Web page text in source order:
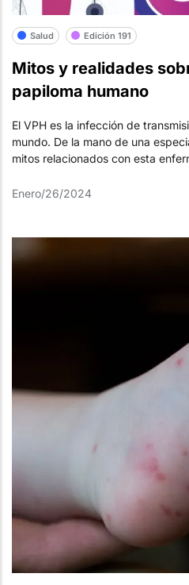
Salud Edición 191
Mitos y realidades
papiloma humano
El VPH es la infección de
mundo. De la mano de una
mitos relacionados con esta
Enero/26/2024